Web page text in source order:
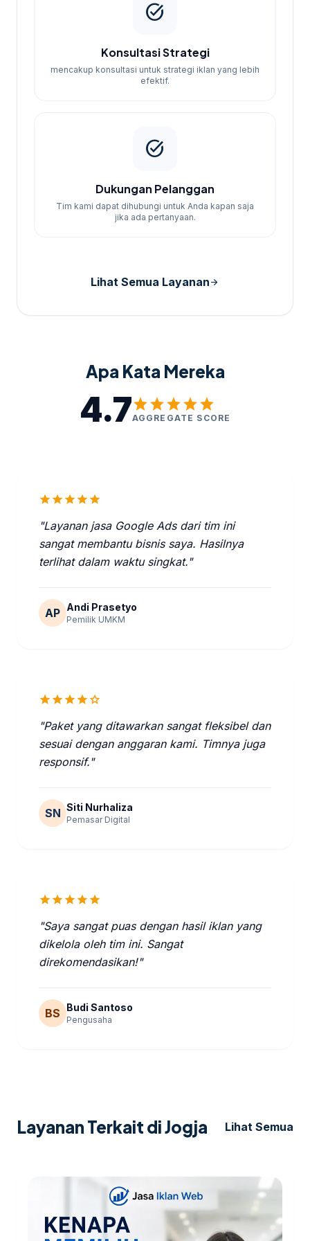
dilakukan oleh tim kami.
Dapatkan laporan berkala untuk
memantau performa iklan.
task_alt
Konsultasi Strategi
mencakup konsultasi untuk strategi iklan yang lebih
efektif.
task_alt
Dukungan Pelanggan
Tim kami dapat dihubungi untuk Anda kapan saja
jika ada pertanyaan.
Lihat Semua Layananarrow_forward
Apa Kata Mereka
4.7starstarstarstarstar
AGGREGATE SCORE
starstarstarstarstar
"Layanan jasa Google Ads dari tim ini
sangat membantu bisnis saya. Hasilnya
terlihat dalam waktu singkat."
AP Andi Prasetyo
Pemilik UMKM
starstarstarstarstar
"Paket yang ditawarkan sangat fleksibel dan
sesuai dengan anggaran kami. Timnya juga
responsif."
SN Siti Nurhaliza
Pemasar Digital
starstarstarstarstar
"Saya sangat puas dengan hasil iklan yang
dikelola oleh tim ini. Sangat
direkomendasikan!"
BS Budi Santoso
Pengusaha
Layanan Terkait di Jogja Lihat Semua